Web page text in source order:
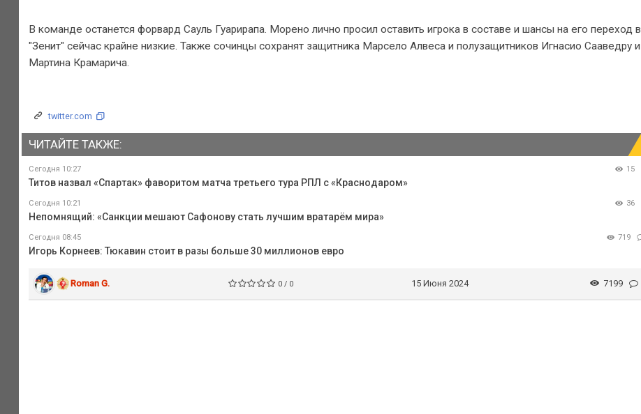
В команде останется форвард Сауль Гуарирапа. Морено лично просил оставить игрока в составе и шансы на его переход в
"Зенит" сейчас крайне низкие. Также сочинцы сохранят защитника Марсело Алвеса и полузащитников Игнасио Сааведру и
Мартина Крамарича.
twitter.com
ЧИТАЙТЕ ТАКЖЕ:
Сегодня 10:27 15
Титов назвал «Спартак» фаворитом матча третьего тура РПЛ с «Краснодаром»
Сегодня 10:21 36
Непомнящий: «Санкции мешают Сафонову стать лучшим вратарём мира»
Сегодня 08:45 719
Игорь Корнеев: Тюкавин стоит в разы больше 30 миллионов евро
Roman G. 0 / 0 15 Июня 2024 7199